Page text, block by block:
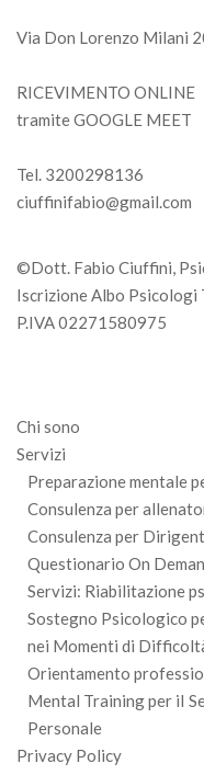
Via Don Lorenzo Milani
RICEVIMENTO ONLINE
tramite GOOGLE MEET
Tel. 3200298136
ciuffinifabio@gmail.com
©Dott. Fabio Ciuffini,
Iscrizione Albo Psicologi
P.IVA 02271580975
Chi sono
Servizi
Preparazione mentale
Consulenza per
Consulenza per
Questionario On
Servizi: Riabilitazione
Sostegno Psicologico
nei Momenti di
Orientamento
Mental Training per iI
Personale
Privacy Policy